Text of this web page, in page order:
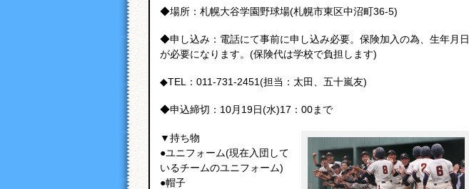
◆場所：札幌大谷学園野球場(札幌市東区中沼町36-5)
◆申し込み：電話にて事前に申し込み必要。保険加入の為、生年月日
が必要になります。(保険代は学校で負担します)
◆TEL：011-731-2451(担当：太田、五十嵐友)
◆申込締切：10月19日(水)17：00まで
▼持ち物
●ユニフォーム(現在入団して
いるチームのユニフォーム)
●帽子